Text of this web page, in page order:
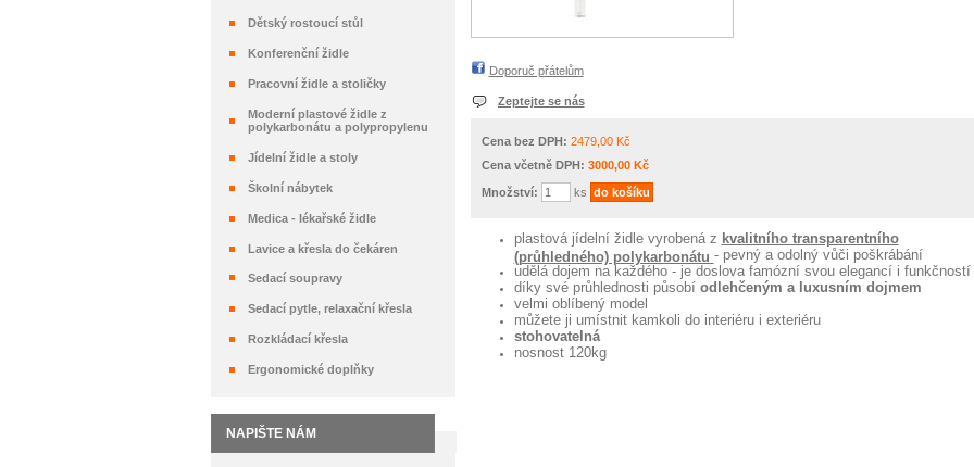
Dětský rostoucí stůl
Konferenční židle
Pracovní židle a stoličky
Moderní plastové židle z
polykarbonátu a polypropylenu
Jídelní židle a stoly
Školní nábytek
Medica - lékařské židle
Lavice a křesla do čekáren
Sedací soupravy
Sedací pytle, relaxační křesla
Rozkládací křesla
Ergonomické doplňky
NAPIŠTE NÁM
Doporuč přátelům
Zeptejte se nás
Cena bez DPH: 2479,00 Kč
Cena včetně DPH: 3000,00 Kč
Množství: ks
plastová jídelní židle vyrobená z kvalitního transparentního
(průhledného) polykarbonátu - pevný a odolný vůči poškrábání
udělá dojem na každého - je doslova famózní svou elegancí i funkčností
díky své průhlednosti působí odlehčeným a luxusním dojmem
velmi oblíbený model
můžete ji umístnit kamkoli do interiéru i exteriéru
stohovatelná
nosnost 120kg